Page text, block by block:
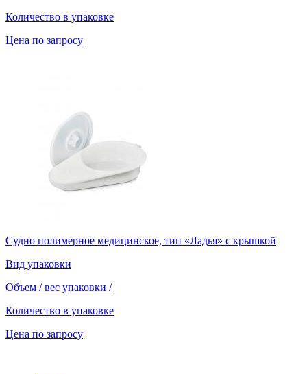
Количество в упаковке
Цена по запросу
Судно полимерное медицинское, тип «Ладья» с крышкой
Вид упаковки
Объем / вес упаковки /
Количество в упаковке
Цена по запросу